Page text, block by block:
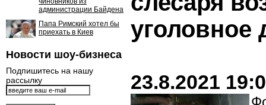
администрации Байдена
Папа Римский хотел бы
приехать в Киев
Новости шоу-бизнеса
Подпишитесь на нашу
рассылку
уголовное
23.8.2021